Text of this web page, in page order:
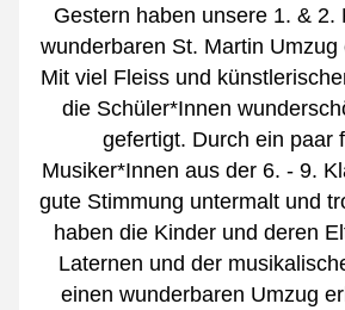
Gestern haben unsere 1. & 2.
wunderbaren St. Martin Umzug
Mit viel Fleiss und
die Schüler*Innen
gefertigt. Durch ein paar
Musiker*Innen aus der 6. - 9.
gute Stimmung untermalt und
haben die Kinder und deren
Laternen und der
einen wunderbaren Umzug